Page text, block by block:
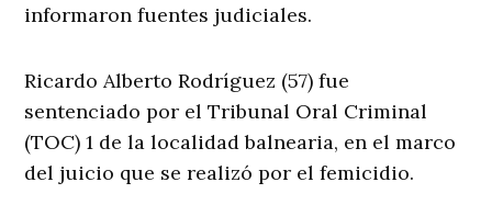
informaron fuentes judiciales.
Ricardo Alberto Rodríguez (57) fue
sentenciado por el Tribunal Oral Criminal
(TOC) 1 de la localidad balnearia, en el marco
del juicio que se realizó por el femicidio.